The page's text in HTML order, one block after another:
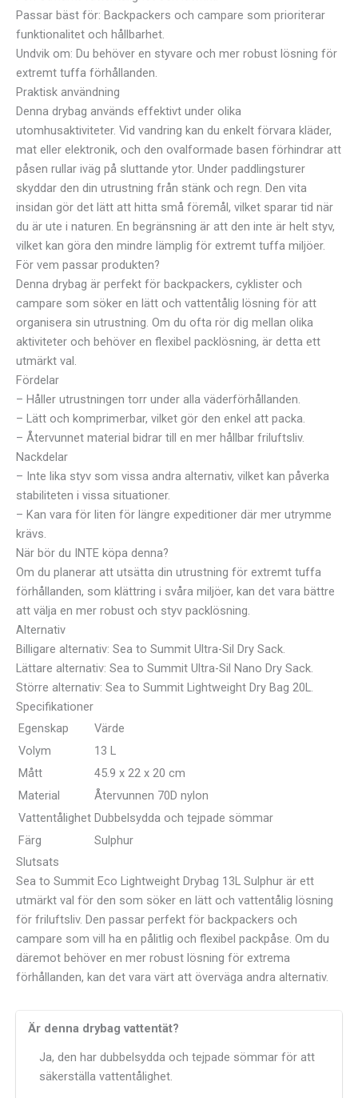
Passar bäst för: Backpackers och campare som prioriterar
funktionalitet och hållbarhet.
Undvik om: Du behöver en styvare och mer robust lösning för
extremt tuffa förhållanden.
Praktisk användning
Denna drybag används effektivt under olika
utomhusaktiviteter. Vid vandring kan du enkelt förvara kläder,
mat eller elektronik, och den ovalformade basen förhindrar att
påsen rullar iväg på sluttande ytor. Under paddlingsturer
skyddar den din utrustning från stänk och regn. Den vita
insidan gör det lätt att hitta små föremål, vilket sparar tid när
du är ute i naturen. En begränsning är att den inte är helt styv,
vilket kan göra den mindre lämplig för extremt tuffa miljöer.
För vem passar produkten?
Denna drybag är perfekt för backpackers, cyklister och
campare som söker en lätt och vattentålig lösning för att
organisera sin utrustning. Om du ofta rör dig mellan olika
aktiviteter och behöver en flexibel packlösning, är detta ett
utmärkt val.
Fördelar
– Håller utrustningen torr under alla väderförhållanden.
– Lätt och komprimerbar, vilket gör den enkel att packa.
– Återvunnet material bidrar till en mer hållbar friluftsliv.
Nackdelar
– Inte lika styv som vissa andra alternativ, vilket kan påverka
stabiliteten i vissa situationer.
– Kan vara för liten för längre expeditioner där mer utrymme
krävs.
När bör du INTE köpa denna?
Om du planerar att utsätta din utrustning för extremt tuffa
förhållanden, som klättring i svåra miljöer, kan det vara bättre
att välja en mer robust och styv packlösning.
Alternativ
Billigare alternativ: Sea to Summit Ultra-Sil Dry Sack.
Lättare alternativ: Sea to Summit Ultra-Sil Nano Dry Sack.
Större alternativ: Sea to Summit Lightweight Dry Bag 20L.
Specifikationer
Egenskap
Värde
Volym
13 L
Mått
45.9 x 22 x 20 cm
Material
Återvunnen 70D nylon
Vattentålighet Dubbelsydda och tejpade sömmar
Färg
Sulphur
Slutsats
Sea to Summit Eco Lightweight Drybag 13L Sulphur är ett
utmärkt val för den som söker en lätt och vattentålig lösning
för friluftsliv. Den passar perfekt för backpackers och
campare som vill ha en pålitlig och flexibel packpåse. Om du
däremot behöver en mer robust lösning för extrema
förhållanden, kan det vara värt att överväga andra alternativ.
Är denna drybag vattentät?
Ja, den har dubbelsydda och tejpade sömmar för att
säkerställa vattentålighet.